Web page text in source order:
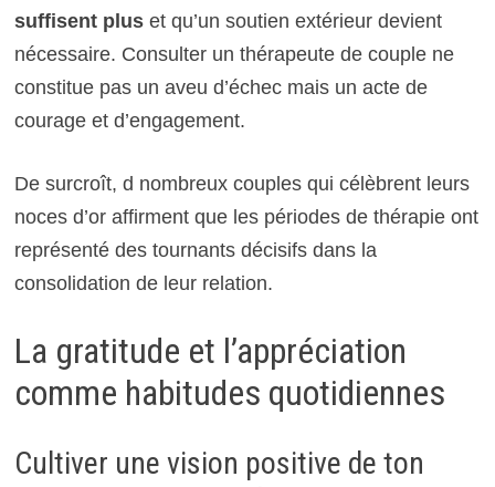
suffisent pluset qu’un soutien extérieur devient
nécessaire. Consulter un thérapeute de couple ne
constitue pas un aveu d’échec mais un acte de
courage et d’engagement.
De surcroît, d nombreux couples qui célèbrent leurs
noces d’or affirment que les périodes de thérapie ont
représenté des tournants décisifs dans la
consolidation de leur relation.
La gratitude et l’appréciation
comme habitudes quotidiennes
Cultiver une vision positive de ton